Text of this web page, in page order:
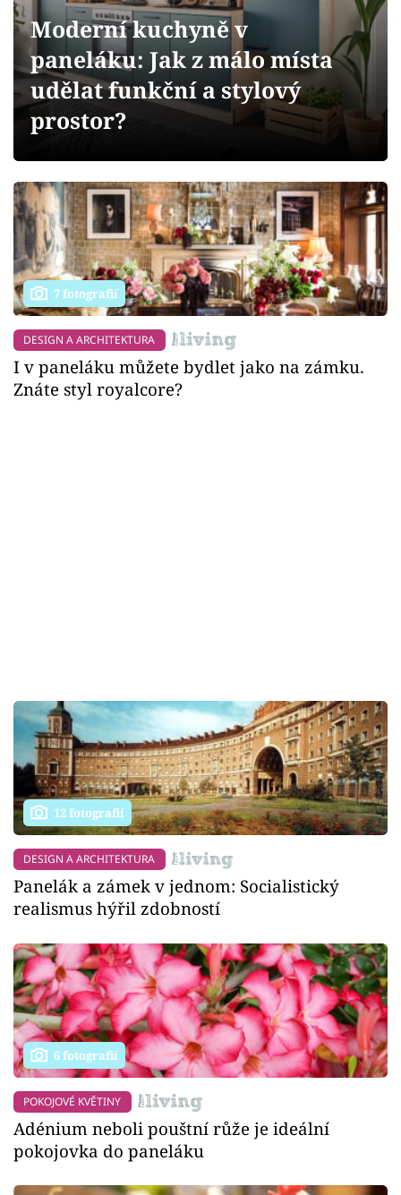
Přihlášení
Sledujte nás
Moderní kuchyně v
paneláku: Jak z málo místa
udělat funkční a stylový
prostor?
7 fotografií
DESIGN A ARCHITEKTURA
I v paneláku můžete bydlet jako na zámku.
Znáte styl royalcore?
12 fotografií
DESIGN A ARCHITEKTURA
Panelák a zámek v jednom: Socialistický
realismus hýřil zdobností
6 fotografií
POKOJOVÉ KVĚTINY
Adénium neboli pouštní růže je ideální
pokojovka do paneláku